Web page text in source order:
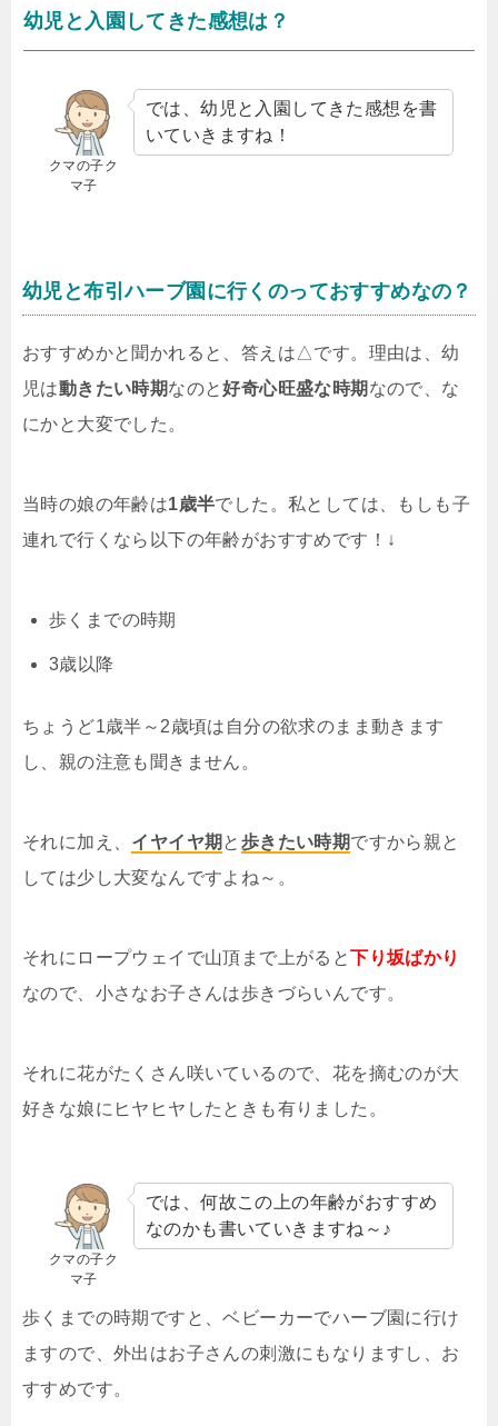
幼児と入園してきた感想は？
クマの子ク
マ子
では、幼児と入園してきた感想を書
いていきますね！
幼児と布引ハーブ園に行くのっておすすめなの？
おすすめかと聞かれると、答えは△です。理由は、幼
児は動きたい時期なのと好奇心旺盛な時期 なので、な
にかと大変でした。
当時の娘の年齢は1歳半でした。私としては、もしも子
連れで行くなら以下の年齢がおすすめです！↓
歩くまでの時期
3歳以降
ちょうど1歳半～2歳頃は自分の欲求のまま動きます
し、親の注意も聞きません。
それに加え、 イヤイヤ期 と 歩きたい時期ですから親と
しては少し大変なんですよね～。
それにロープウェイで山頂まで上がると下り坂ばかり
なので、小さなお子さんは歩きづらいんです。
それに花がたくさん咲いているので、花を摘むのが大
好きな娘にヒヤヒヤしたときも有りました。
クマの子ク
マ子
では、何故この上の年齢がおすすめ
なのかも書いていきますね～♪
歩くまでの時期ですと、ベビーカーでハーブ園に行け
ますので、外出はお子さんの刺激にもなりますし、お
すすめです。